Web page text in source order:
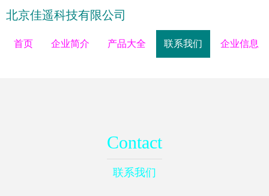
北京佳遥科技有限公司
首页 企业简介 产品大全 联系我们 企业信息
Contact
联系我们